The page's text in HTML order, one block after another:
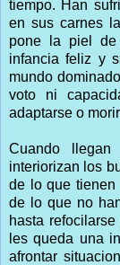
tiempo. Han
en sus carnes
pone la piel de
infancia feliz y
mundo
voto ni
adaptarse o
Cuando
interiorizan los
de lo que tienen
de lo que no
hasta
les queda una
afrontar